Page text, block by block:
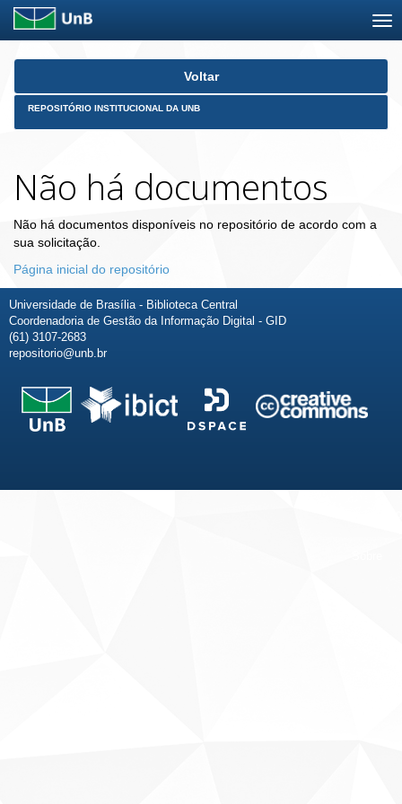
Skip
Voltar
REPOSITÓRIO INSTITUCIONAL DA UNB
Não há documentos
Não há documentos disponíveis no repositório de acordo com a
sua solicitação.
Página inicial do repositório
Universidade de Brasília - Biblioteca Central
Coordenadoria de Gestão da Informação Digital - GID
(61) 3107-2683
repositorio@unb.br